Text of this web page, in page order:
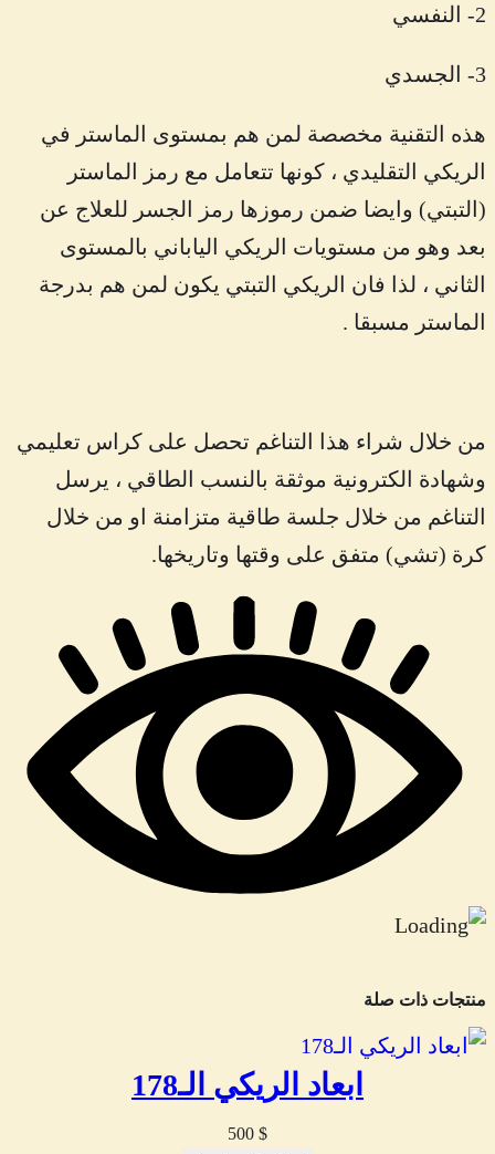
2- النفسي
3- الجسدي
هذه التقنية مخصصة لمن هم بمستوى الماستر في
الريكي التقليدي ، كونها تتعامل مع رمز الماستر
(التبتي) وايضا ضمن رموزها رمز الجسر للعلاج عن
بعد وهو من مستويات الريكي الياباني بالمستوى
الثاني ، لذا فان الريكي التبتي يكون لمن هم بدرجة
الماستر مسبقا .
من خلال شراء هذا التناغم تحصل على كراس تعليمي
وشهادة الكترونية موثقة بالنسب الطاقي ، يرسل
التناغم من خلال جلسة طاقية متزامنة او من خلال
كرة (تشي) متفق على وقتها وتاريخها.
منتجات ذات صلة
ابعاد الريكي الـ178
500 $